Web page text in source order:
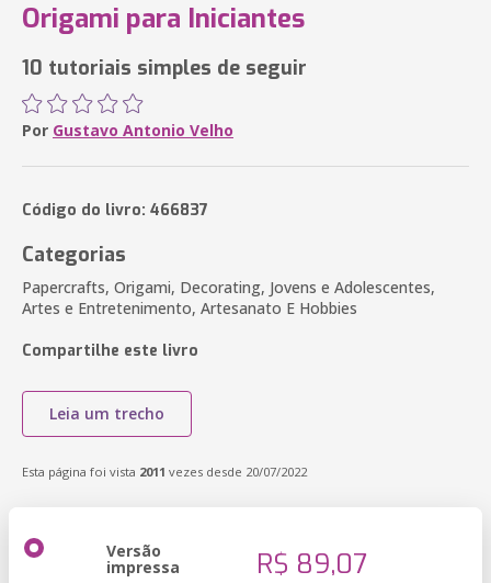
Origami para Iniciantes
10 tutoriais simples de seguir
Por Gustavo Antonio Velho
Código do livro: 466837
Categorias
Papercrafts, Origami, Decorating, Jovens e Adolescentes,
Artes e Entretenimento, Artesanato E Hobbies
Compartilhe este livro
Leia um trecho
Esta página foi vista 2011 vezes desde 20/07/2022
Versão
impressa R$ 89,07